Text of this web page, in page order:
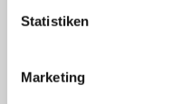
Statistiken
Marketing
31,99€